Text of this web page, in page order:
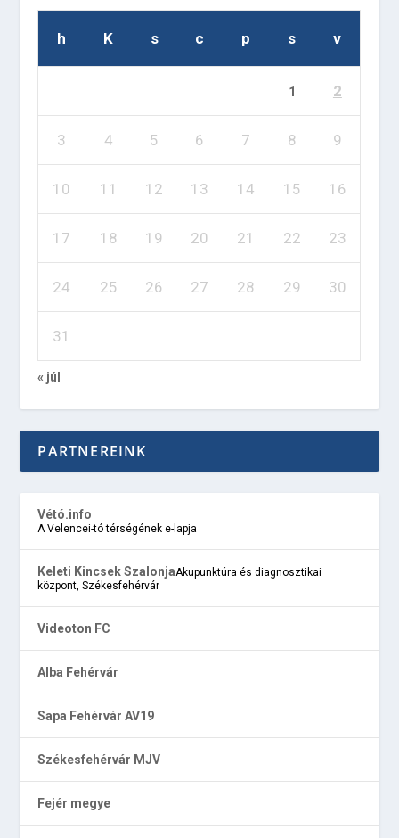
h K s c p s v
1 2
3 4 5 6 7 8 9
10 11 12 13 14 15 16
17 18 19 20 21 22 23
24 25 26 27 28 29 30
31
« júl
PARTNEREINK
Vétó.info
A Velencei-tó térségének e-lapja
Keleti Kincsek SzalonjaAkupunktúra és diagnosztikai
központ, Székesfehérvár
Videoton FC
Alba Fehérvár
Sapa Fehérvár AV19
Székesfehérvár MJV
Fejér megye